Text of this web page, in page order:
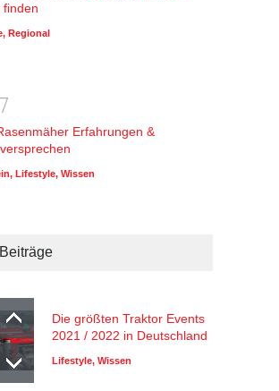
finden
, Regional
7
Erfahrungen &
, Lifestyle, Wissen
Die größten Traktor Events
2021 / 2022 in Deutschland
Lifestyle, Wissen